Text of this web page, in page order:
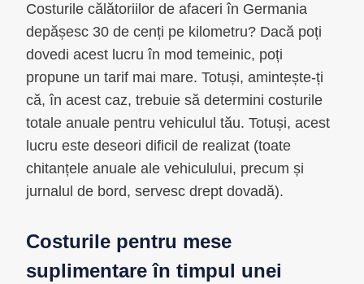
Costurile călătoriilor de afaceri în Germania
depășesc 30 de cenți pe kilometru? Dacă poți
dovedi acest lucru în mod temeinic, poți
propune un tarif mai mare. Totuși, amintește-ți
că, în acest caz, trebuie să determini costurile
totale anuale pentru vehiculul tău. Totuși, acest
lucru este deseori dificil de realizat (toate
chitanțele anuale ale vehiculului, precum și
jurnalul de bord, servesc drept dovadă).
Costurile pentru mese
suplimentare în timpul unei